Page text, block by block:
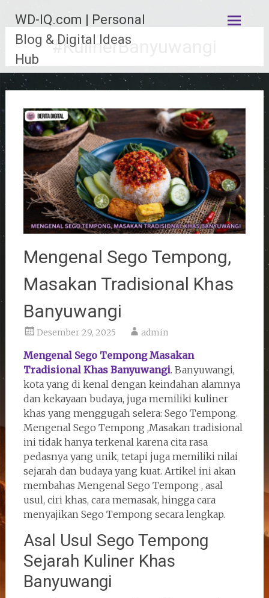
konten
WD-IQ.com | Personal
Blog & Digital Ideas
Hub
#KulinerBanyuwangi
Mengenal Sego Tempong,
Masakan Tradisional Khas
Banyuwangi
Desember 29, 2025 admin
Mengenal Sego Tempong Masakan
Tradisional Khas Banyuwangi. Banyuwangi,
kota yang di kenal dengan keindahan alamnya
dan kekayaan budaya, juga memiliki kuliner
khas yang menggugah selera: Sego Tempong.
Mengenal Sego Tempong ,Masakan tradisional
ini tidak hanya terkenal karena cita rasa
pedasnya yang unik, tetapi juga memiliki nilai
sejarah dan budaya yang kuat. Artikel ini akan
membahas Mengenal Sego Tempong , asal
usul, ciri khas, cara memasak, hingga cara
menyajikan Sego Tempong secara lengkap.
Asal Usul Sego Tempong
Sejarah Kuliner Khas
Banyuwangi